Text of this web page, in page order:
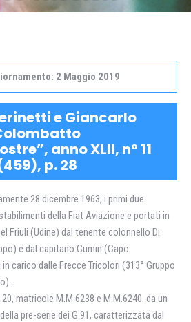
2 Maggio 2019
e Giancarlo
anno XLII, n° 11
p. 28
28 dicembre 1963, i primi due
della Fiat Aviazione e portati in
Friuli (Udine) dal tenente colonnello Di
e dal capitano Cumin (Capo
carico dalle Frecce Tricolori (313° Gruppo
matricole M.M.6238 e M.M.6240. da un
pre-serie dei G.91, caratterizzata dal